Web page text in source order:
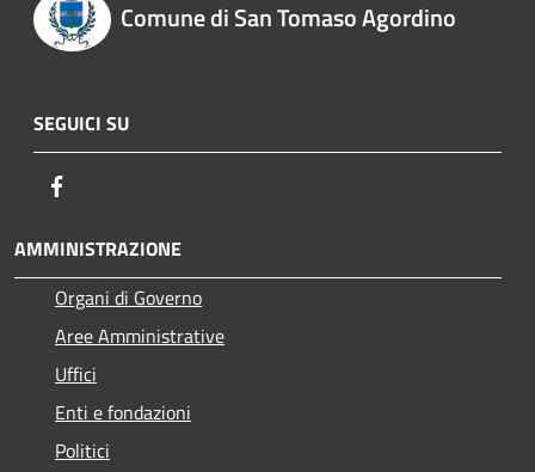
Comune di San Tomaso Agordino
SEGUICI SU
AMMINISTRAZIONE
Organi di Governo
Aree Amministrative
Uffici
Enti e fondazioni
Politici